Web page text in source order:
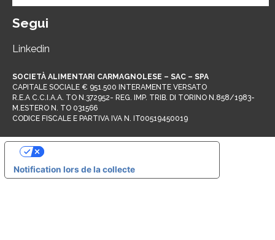
Segui
Linkedin
SOCIETÀ ALIMENTARI CARMAGNOLESE – SAC – SPA
CAPITALE SOCIALE € 951.500 INTERAMENTE VERSATO
R.E.A C.C.I.A.A. TO N.372952- REG. IMP. TRIB. DI TORINO N.858/1983-
M.ESTERO N. TO 031566
CODICE FISCALE E PARTIVA IVA N. IT00519450019
Notification lors de la collecte